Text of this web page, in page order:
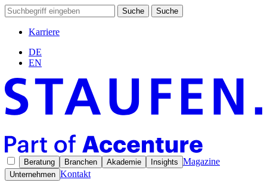
Suche Suche
Karriere
DE
EN
Beratung Branchen Akademie Insights Magazine
Unternehmen Kontakt